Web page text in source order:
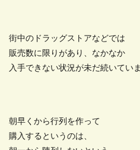
街中のドラッグストアなどでは
販売数に限りがあり、なかなか
入手できない状況が未だ続いていま
朝早くから行列を作って
購入するというのは、